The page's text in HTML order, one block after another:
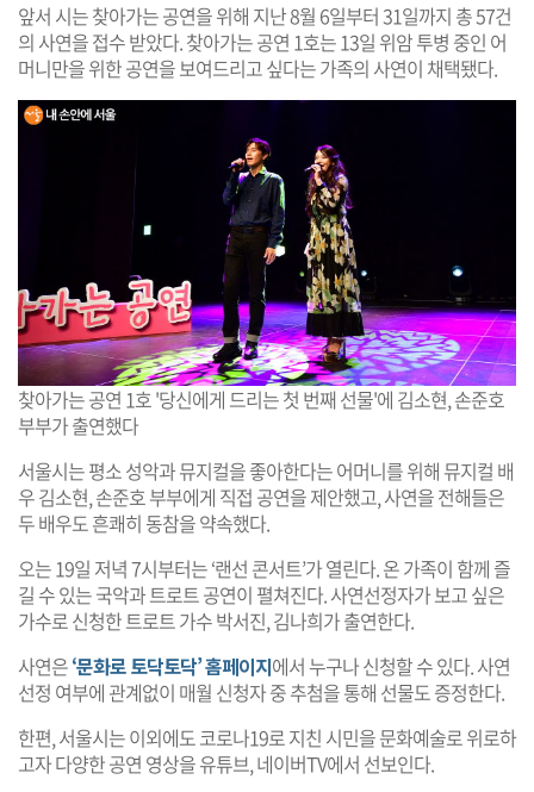
앞서 시는 찾아가는 공연을 위해 지난 8월 6일부터 31일까지 총 57건
의 사연을 접수 받았다. 찾아가는 공연 1호는 13일 위암 투병 중인 어
머니만을 위한 공연을 보여드리고 싶다는 가족의 사연이 채택됐다.
찾아가는 공연 1호 '당신에게 드리는 첫 번째 선물'에 김소현, 손준호
부부가 출연했다
서울시는 평소 성악과 뮤지컬을 좋아한다는 어머니를 위해 뮤지컬 배
우 김소현, 손준호 부부에게 직접 공연을 제안했고, 사연을 전해들은
두 배우도 흔쾌히 동참을 약속했다.
오는 19일 저녁 7시부터는 ‘랜선 콘서트’가 열린다. 온 가족이 함께 즐
길 수 있는 국악과 트로트 공연이 펼쳐진다. 사연선정자가 보고 싶은
가수로 신청한 트로트 가수 박서진, 김나희가 출연한다.
사연은‘문화로 토닥토닥’ 홈페이지에서 누구나 신청할 수 있다. 사연
선정 여부에 관계없이 매월 신청자 중 추첨을 통해 선물도 증정한다.
한편, 서울시는 이외에도 코로나19로 지친 시민을 문화예술로 위로하
고자 다양한 공연 영상을 유튜브, 네이버TV에서 선보인다.